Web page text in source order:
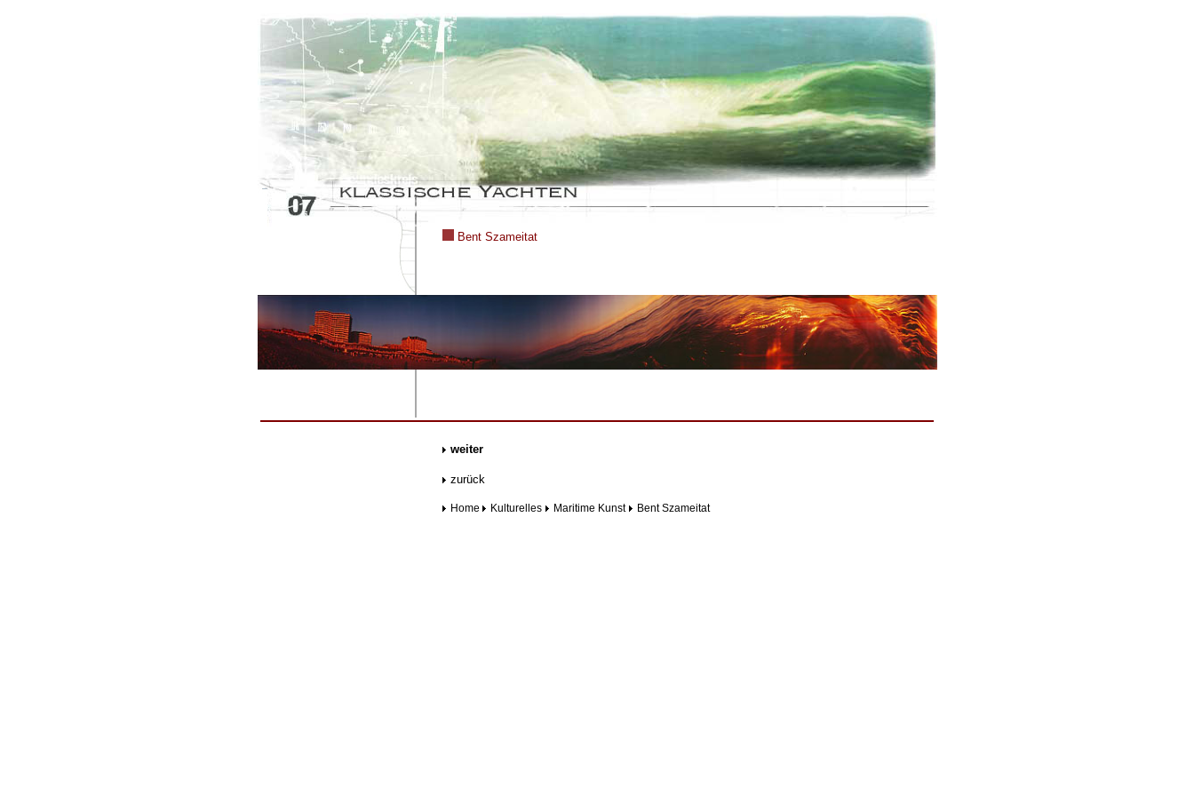
Bent Szameitat
weiter.......
zurück
Home Kulturelles Maritime Kunst Bent Szameitat